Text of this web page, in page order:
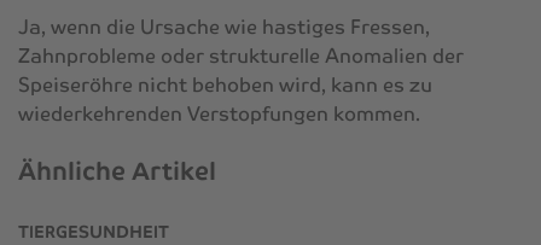
Ähnliche Artikel
TIERGESUNDHEIT
Ja, wenn die Ursache wie hastiges Fressen,
Zahnprobleme oder strukturelle Anomalien der
Speiseröhre nicht behoben wird, kann es zu
wiederkehrenden Verstopfungen kommen.